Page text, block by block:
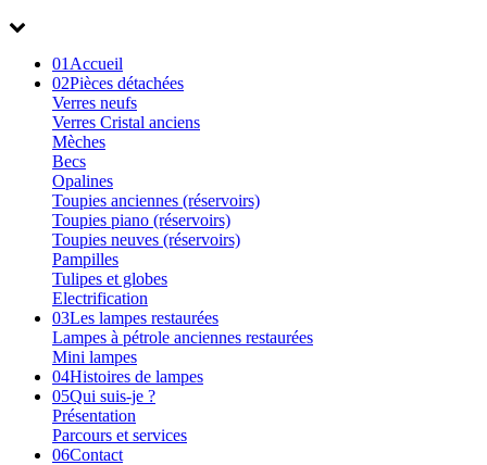
01 Accueil
02Pièces détachées
Verres neufs
Verres Cristal anciens
Mèches
Becs
Opalines
Toupies anciennes (réservoirs)
Toupies piano (réservoirs)
Toupies neuves (réservoirs)
Pampilles
Tulipes et globes
Electrification
03Les lampes restaurées
Lampes à pétrole anciennes restaurées
Mini lampes
04Histoires de lampes
05Qui suis-je ?
Présentation
Parcours et services
06Contact